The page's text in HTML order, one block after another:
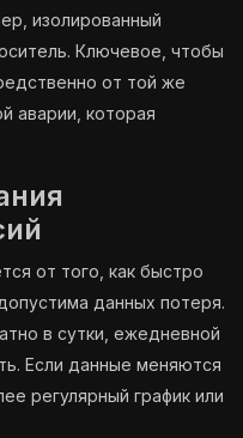
изолированный
Ключевое, чтобы
от той же
аварии, которая
от того, как быстро
данных потеря.
в сутки, ежедневной
Если данные меняются
регулярный график или